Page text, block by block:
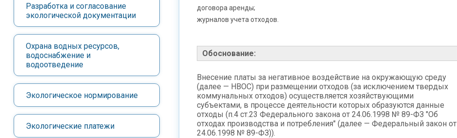
Разработка и согласование
экологической документации
Охрана водных ресурсов,
водоснабжение и
водоотведение
Экологическое нормирование
Экологические платежи
договора аренды;
журналов учета отходов.
Обоснование:
Внесение платы за негативное воздействие на окружающую среду
(далее — НВОС) при размещении отходов (за исключением твердых
коммунальных отходов) осуществляется хозяйствующими
субъектами, в процессе деятельности которых образуются данные
отходы (п.4 ст.23 Федерального закона от 24.06.1998 № 89-ФЗ "Об
отходах производства и потребления" (далее — Федеральный закон от
24.06.1998 № 89-ФЗ)).